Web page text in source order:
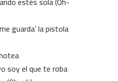
guarda’ la pistola
soy el que te roba